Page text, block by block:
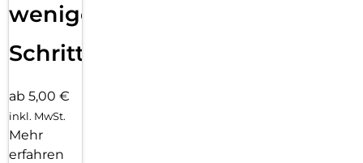
wenigen
Schritten
ab 5,00 €
inkl. MwSt.
Mehr
erfahren